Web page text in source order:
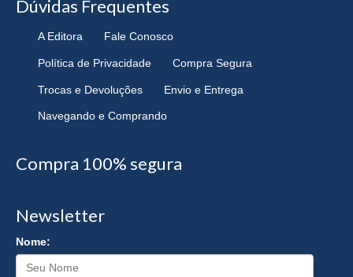
Dúvidas Frequentes
A Editora Fale Conosco
Política de Privacidade Compra Segura
Trocas e Devoluções Envio e Entrega
Navegando e Comprando
Compra 100% segura
Newsletter
Nome: